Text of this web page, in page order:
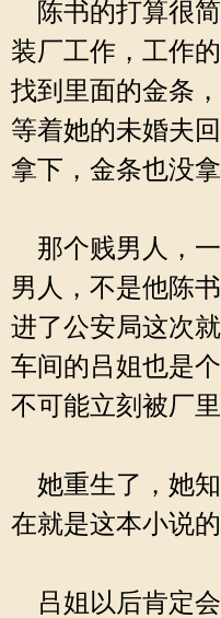
陈书的打算很
装厂工作，工作
找到里面的金条
等着她的未婚夫
拿下，金条也没拿
那个贱男人，
男人，不是他陈
进了公安局这次
车间的吕姐也是
不可能立刻被厂里
她重生了，她
在就是这本小说
吕姐以后肯定